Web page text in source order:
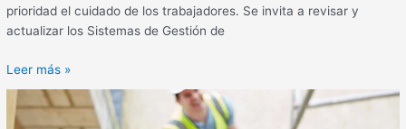
prioridad el cuidado de los trabajadores. Se invita a revisar y
actualizar los Sistemas de Gestión de
Leer más »
Cómo
le